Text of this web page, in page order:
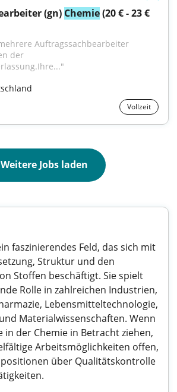
(gn) Chemie (20 € - 23 €
Auftragssachbearbeiter
der
Vollzeit
Weitere Jobs laden
faszinierendes Feld, das sich mit
Struktur und den
Stoffen beschäftigt. Sie spielt
Rolle in zahlreichen Industrien,
Lebensmitteltechnologie,
Materialwissenschaften. Wenn
in der Chemie in Betracht ziehen,
Arbeitsmöglichkeiten offen,
über Qualitätskontrolle